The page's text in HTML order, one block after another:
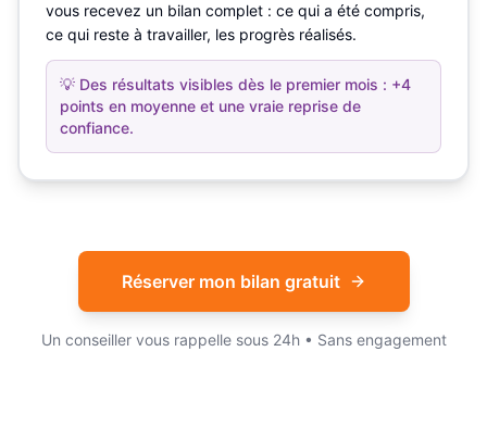
vous recevez un bilan complet : ce qui a été compris,
ce qui reste à travailler, les progrès réalisés.
💡 Des résultats visibles dès le premier mois : +4
points en moyenne et une vraie reprise de
confiance.
Réserver mon bilan gratuit
Un conseiller vous rappelle sous 24h • Sans engagement